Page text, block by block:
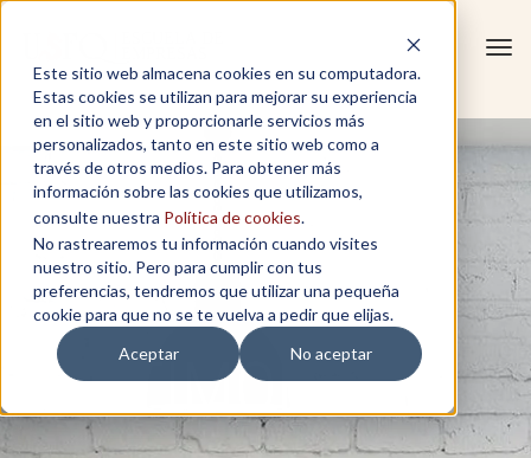
Este sitio web almacena cookies en su computadora.
Estas cookies se utilizan para mejorar su experiencia
en el sitio web y proporcionarle servicios más
personalizados, tanto en este sitio web como a
través de otros medios. Para obtener más
información sobre las cookies que utilizamos,
consulte nuestra Política de cookies.
No rastrearemos tu información cuando visites
nuestro sitio. Pero para cumplir con tus
preferencias, tendremos que utilizar una pequeña
cookie para que no se te vuelva a pedir que elijas.
Aceptar
No aceptar
TESTIMONIOS